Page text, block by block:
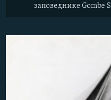
заповеднике Gombe